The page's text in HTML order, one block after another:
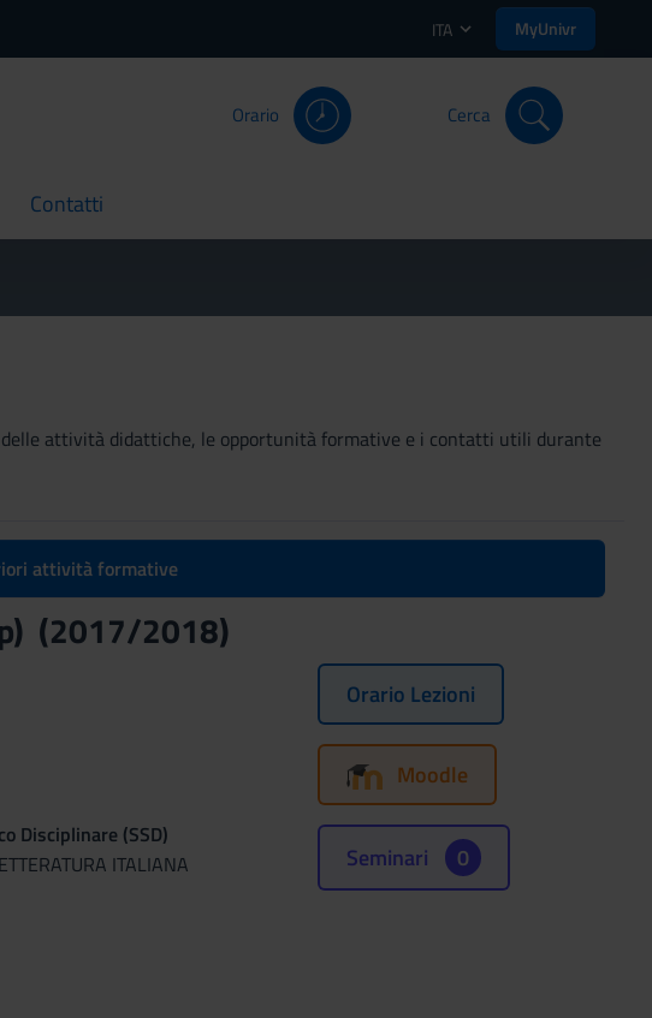
ITA MyUnivr
Orario Cerca
Contatti
current
attività didattiche, le opportunità formative e i contatti utili durante
attività formative
(2017/2018)
Disciplinare (SSD)
ITALIANA
Orario Lezioni
Moodle
Seminari 0